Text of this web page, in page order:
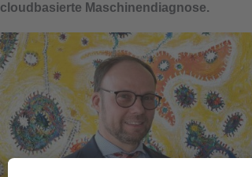
cloudbasierte Maschinendiagnose.